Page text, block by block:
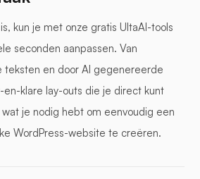
kun je met onze gratis UltaAI-tools
seconden aanpassen. Van
teksten en door AI gegenereerde
klare lay-outs die je direct kunt
je nodig hebt om eenvoudig een
WordPress-website te creëren.